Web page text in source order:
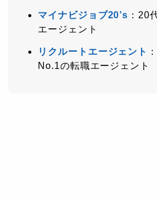
マイナビジョブ20’s ：20
エージェント
リクルートエージェント
No.1の転職エージェント